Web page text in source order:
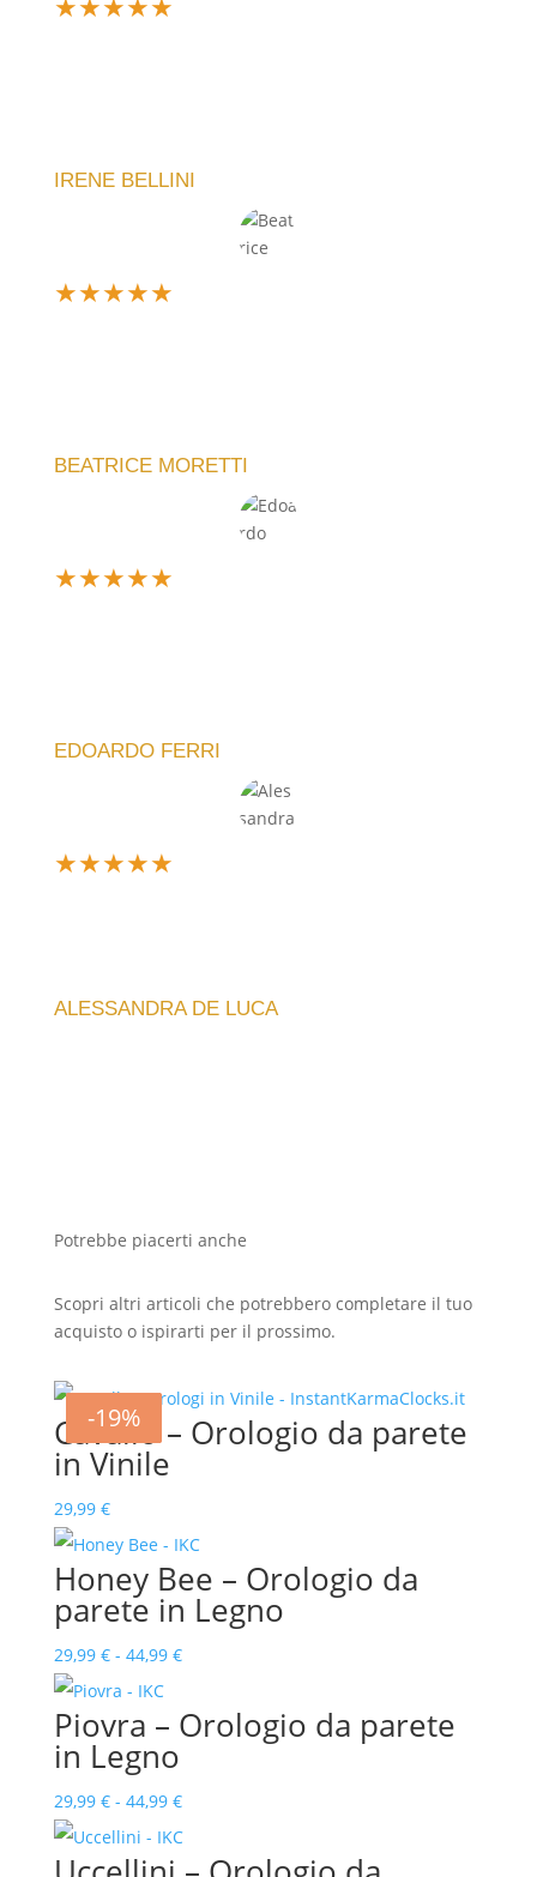
IRENE BELLINI
★★★★★
BEATRICE MORETTI
★★★★★
EDOARDO FERRI
★★★★★
ALESSANDRA DE LUCA
Potrebbe piacerti anche
Scopri altri articoli che potrebbero completare il tuo
acquisto o ispirarti per il prossimo.
Cavallo – Orologio da parete
in Vinile
29,99 €
Honey Bee – Orologio da
parete in Legno
29,99 € - 44,99 €Fascia
prezzo:
29,99 €
a
44,99 €
-12%
Piovra – Orologio da parete
in Legno
29,99 € - 44,99 €Fascia
di
prezzo:
-14%
-13%
-17%
-19%